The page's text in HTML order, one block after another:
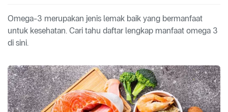
Omega-3 merupakan jenis lemak baik yang bermanfaat
untuk kesehatan. Cari tahu daftar lengkap manfaat omega 3
di sini.